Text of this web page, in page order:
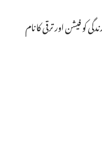
کو فیشن اور ترقی کا نام